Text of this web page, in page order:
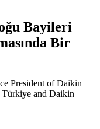
Bayileri
Bir